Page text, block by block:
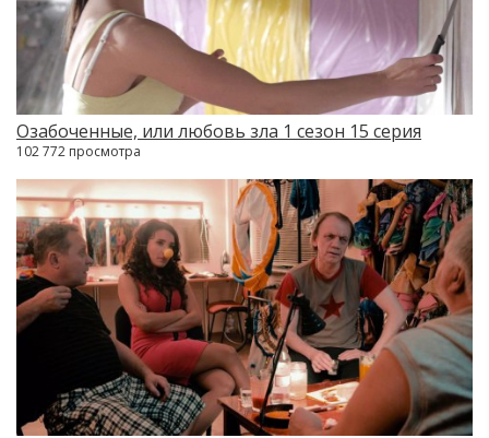
Озабоченные, или любовь зла 1 сезон 15 серия
102 772 просмотра